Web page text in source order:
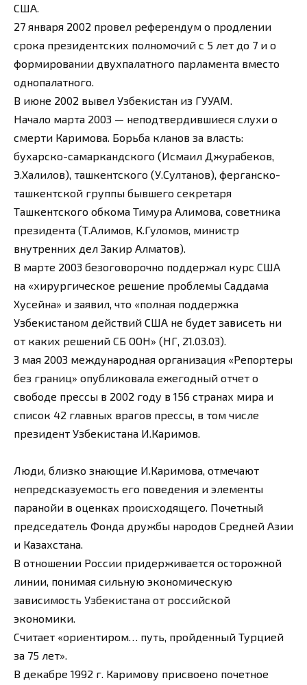
США.
27 января 2002 провел референдум о продлении
срока президентских полномочий с 5 лет до 7 и о
формировании двухпалатного парламента вместо
однопалатного.
В июне 2002 вывел Узбекистан из ГУУАМ.
Начало марта 2003 — неподтвердившиеся слухи о
смерти Каримова. Борьба кланов за власть:
бухарско-самаркандского (Исмаил Джурабеков,
Э.Халилов), ташкентского (У.Султанов), ферганско-
ташкентской группы бывшего секретаря
Ташкентского обкома Тимура Алимова, советника
президента (Т.Алимов, К.Гуломов, министр
внутренних дел Закир Алматов).
В марте 2003 безоговорочно поддержал курс США
на «хирургическое решение проблемы Саддама
Хусейна» и заявил, что «полная поддержка
Узбекистаном действий США не будет зависеть ни
от каких решений СБ ООН» (НГ, 21.03.03).
3 мая 2003 международная организация «Репортеры
без границ» опубликовала ежегодный отчет о
свободе прессы в 2002 году в 156 странах мира и
список 42 главных врагов прессы, в том числе
президент Узбекистана И.Каримов.
Люди, близко знающие И.Каримова, отмечают
непредсказуемость его поведения и элементы
паранойи в оценках происходящего. Почетный
председатель Фонда дружбы народов Средней Азии
и Казахстана.
В отношении России придерживается осторожной
линии, понимая сильную экономическую
зависимость Узбекистана от российской
экономики.
Считает «ориентиром… путь, пройденный Турцией
за 75 лет».
В декабре 1992 г. Каримову присвоено почетное